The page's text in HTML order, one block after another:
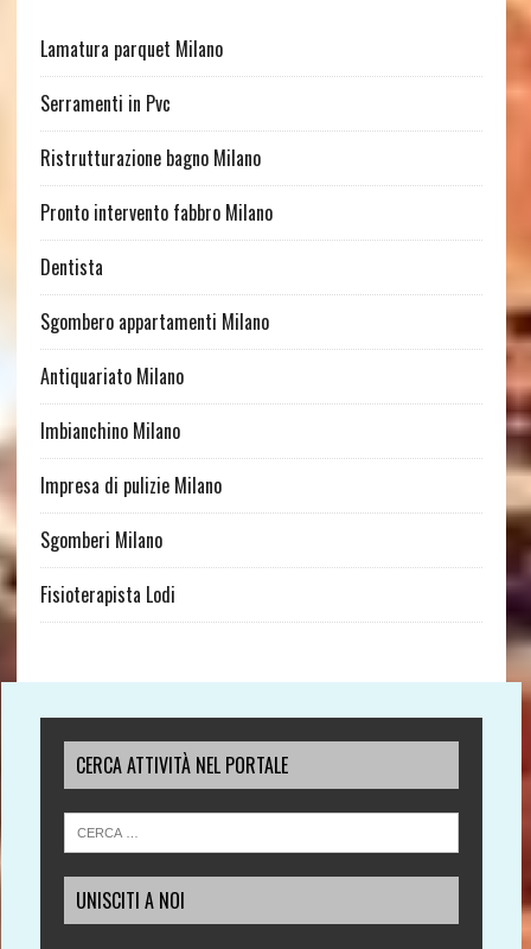
Lamatura parquet Milano
Serramenti in Pvc
Ristrutturazione bagno Milano
Pronto intervento fabbro Milano
Dentista
Sgombero appartamenti Milano
Antiquariato Milano
Imbianchino Milano
Impresa di pulizie Milano
Sgomberi Milano
Fisioterapista Lodi
CERCA ATTIVITÀ NEL PORTALE
UNISCITI A NOI